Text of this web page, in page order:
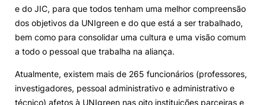
e do JIC, para que todos tenham uma melhor compreensão
dos objetivos da UNIgreen e do que está a ser trabalhado,
bem como para consolidar uma cultura e uma visão comum
a todo o pessoal que trabalha na aliança.
Atualmente, existem mais de 265 funcionários (professores,
investigadores, pessoal administrativo e administrativo e
técnico) afetos à UNIgreen nas oito instituições parceiras e